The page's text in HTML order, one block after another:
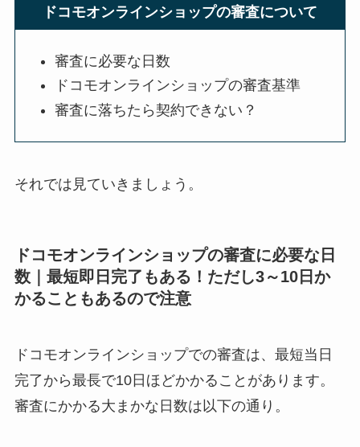
ドコモオンラインショップの審査について
審査に必要な日数
ドコモオンラインショップの審査基準
審査に落ちたら契約できない？
それでは見ていきましょう。
ドコモオンラインショップの審査に必要な日
数｜最短即日完了もある！ただし3～10日か
かることもあるので注意
ドコモオンラインショップでの審査は、最短当日
完了から最長で10日ほどかかることがあります。
審査にかかる大まかな日数は以下の通り。